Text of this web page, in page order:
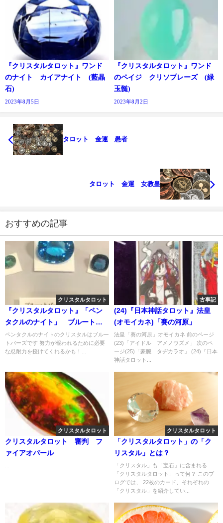
『クリスタルタロット』ワンド
のナイト カイアナイト (藍晶
石)
2023年8月5日
『クリスタルタロット』ワンド
のペイジ クリソプレーズ (緑
玉髄)
2023年8月2日
タロット 金運 愚者
タロット 金運 女教皇
おすすめの記事
クリスタルタロット
『クリスタルタロット』「ペン
タクルのナイト」 ブルートパ
ーズ
ペンタクルのナイトのクリスタルはブルー
トパーズです 努力が報われるために必要
な忍耐力を授けてくれるかも！...
古事記
(24)『日本神話タロット』法皇
(オモイカネ)「賽の河原」
法皇「賽の河原」オモイカネ 前のページ
(23)「アイドル アメノウズメ」 次のペ
ージ(25)「豪腕 タヂカラオ」 (24)『日本
神話タロット...
クリスタルタロット
クリスタルタロット 審判 フ
ァイアオパール
クリスタルタロット
「クリスタルタロット」の「ク
リスタル」とは？
「クリスタル」も「宝石」に含まれる
「クリスタルタロット」って何？ このブ
ログでは、 22枚のカード、それぞれの
「クリスタル」を紹介してい...